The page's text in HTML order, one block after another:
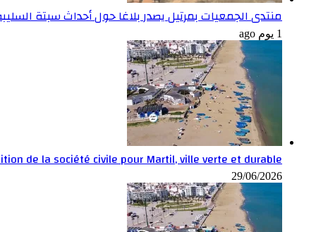
منتدى الجمعيات بمرتيل يصدر بلاغا حول أحداث سبتة
1 يوم ago
de la société civile pour Martil, ville verte et durable
29/06/2026